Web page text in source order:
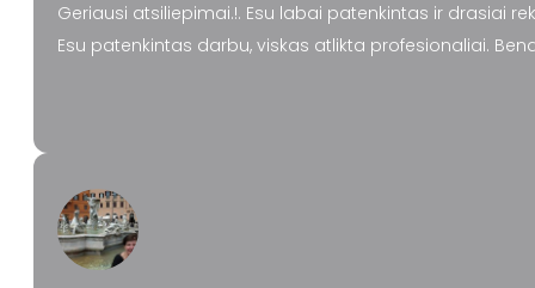
Geriausi atsiliepimai.!. Esu labai patenkintas ir drasiai
Esu patenkintas darbu, viskas atlikta profesionaliai.